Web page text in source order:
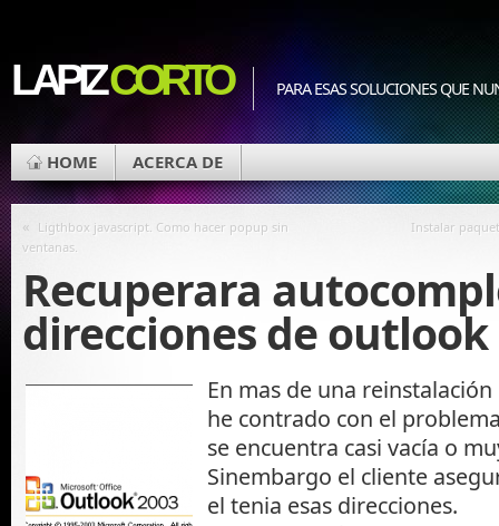
LAPIZCORTO PARA ESAS SOLUCIONES QUE
HOME ACERCA DE
« Ligthbox javascript. Como hacer popup sin
ventanas.
Instalar
Recuperara
direcciones de outlook
En mas de una
he contrado con el
se encuentra casi vacía o
Sinembargo el cliente
el tenia esas direcciones.